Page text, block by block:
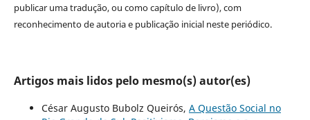
publicar uma tradução, ou como capítulo de livro), com
reconhecimento de autoria e publicação inicial neste periódico.
Artigos mais lidos pelo mesmo(s) autor(es)
César Augusto Bubolz Queirós, A Questão Social no